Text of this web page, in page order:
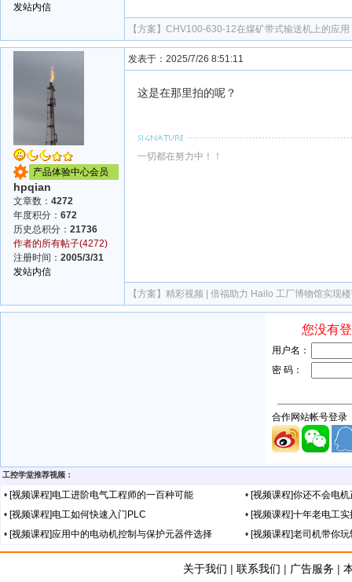
发站内信
【方案】 CHV100-630-12在煤矿带式输送机上的应用
产品体验中心会员
hpqian
文章数： 4272
年度积分： 672
历史总积分： 21736
作者的所有帖子(4272)
注册时间： 2005/3/31
发站内信
发表于：2025/7/26 8:51:11
这是在那里拍的呢？
一切都在努力中！！
【方案】 精彩视频 | 倍福助力 Hailo 工厂博物馆实现
工控学堂推荐视频：
• [视频课程]电工进阶电气工程师的一百种可能 • [视频课程]你还不会电
• [视频课程]电工如何快速入门PLC • [视频课程]十年老电工
• [视频课程]应用中的电动机控制与保护元器件选择 • [视频课程]老司机带你
关于我们 | 联系我们 | 广告服务 |